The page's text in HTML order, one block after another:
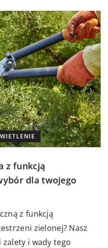
z funkcją
dla twojego
z funkcją
zielonej? Nasz
zalety i wady tego